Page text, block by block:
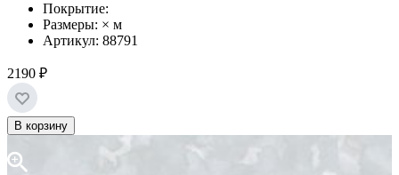
Покрытие:
Размеры: × м
Артикул: 88791
2190 ₽
В корзину